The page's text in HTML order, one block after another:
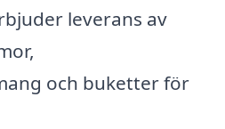
leverans av
och buketter för